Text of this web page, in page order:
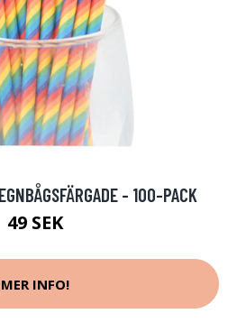
- 100-PACK
49 SEK
MER INFO!